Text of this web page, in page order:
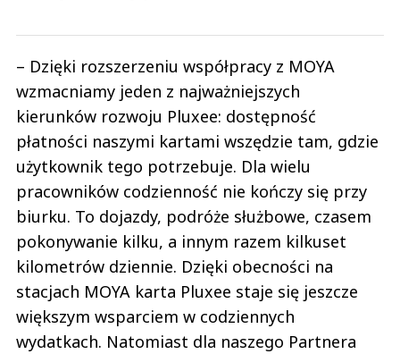
– Dzięki rozszerzeniu współpracy z MOYA
wzmacniamy jeden z najważniejszych
kierunków rozwoju Pluxee: dostępność
płatności naszymi kartami wszędzie tam, gdzie
użytkownik tego potrzebuje. Dla wielu
pracowników codzienność nie kończy się przy
biurku. To dojazdy, podróże służbowe, czasem
pokonywanie kilku, a innym razem kilkuset
kilometrów dziennie. Dzięki obecności na
stacjach MOYA karta Pluxee staje się jeszcze
większym wsparciem w codziennych
wydatkach. Natomiast dla naszego Partnera